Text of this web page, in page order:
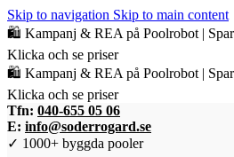
Skip to navigation Skip to main content
🛍️ Kampanj & REA på Poolrobot |
Klicka och se priser
🛍️ Kampanj & REA på Poolrobot |
Klicka och se priser
Tfn: 040-655 05 06
E: info@soderrogard.se
✓ 1000+ byggda pooler